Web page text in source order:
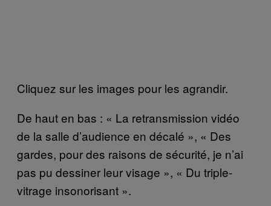
Cliquez sur les images pour les agrandir.
De haut en bas : « La retransmission vidéo
de la salle d’audience en décalé », « Des
gardes, pour des raisons de sécurité, je n’ai
pas pu dessiner leur visage », « Du triple-
vitrage insonorisant ».